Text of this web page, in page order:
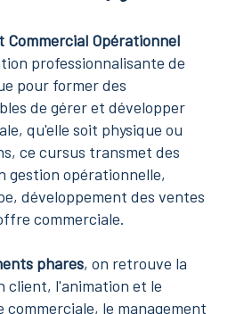
Commercial Opérationnel
professionnalisante de
pour former des
de gérer et développer
qu'elle soit physique ou
ce cursus transmet des
gestion opérationnelle,
développement des ventes
commerciale.
phares, on retrouve la
client, l'animation et le
commerciale, le management